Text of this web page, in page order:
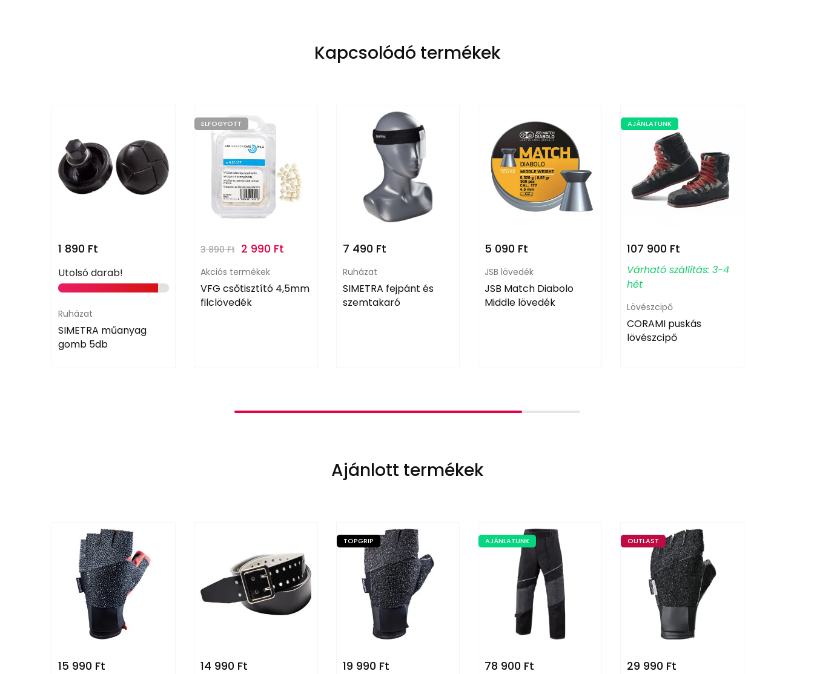
Kapcsolódó termékek
1 890 Ft
Utolsó darab!
Ruházat
SIMETRA műanyag
gomb 5db
ELFOGYOTT
3 890Ft 2 990 Ft
Akciós termékek
VFG csőtisztító 4,5mm
filclövedék
7 490 Ft
Ruházat
SIMETRA fejpánt és
szemtakaró
5 090 Ft
JSB lövedék
JSB Match Diabolo
Middle lövedék
AJÁNLATUNK
107 900 Ft
Várható szállítás: 3-4
hét
Lövészcipő
CORAMI puskás
lövészcipő
Ajánlott termékek
15 990 Ft 14 990 Ft
TOPGRIP
19 990 Ft
AJÁNLATUNK
78 900 Ft
OUTLAST
29 990 Ft